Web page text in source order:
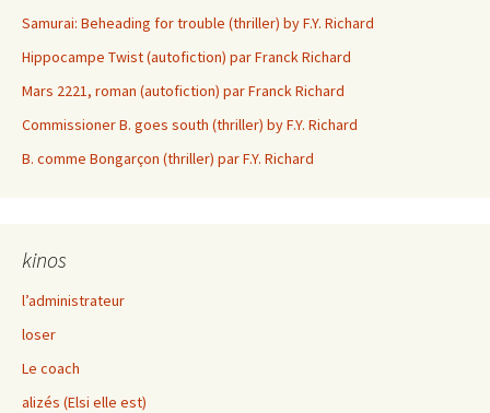
Samurai: Beheading for trouble (thriller) by F.Y. Richard
Hippocampe Twist (autofiction) par Franck Richard
Mars 2221, roman (autofiction) par Franck Richard
Commissioner B. goes south (thriller) by F.Y. Richard
B. comme Bongarçon (thriller) par F.Y. Richard
kinos
l’administrateur
loser
Le coach
alizés (Elsi elle est)